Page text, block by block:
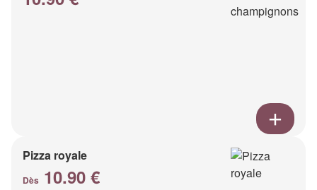
Pizza royale
Dès 10.90 €